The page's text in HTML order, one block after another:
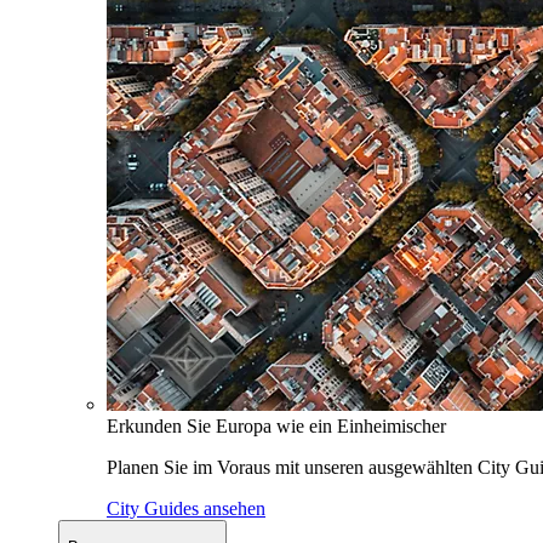
Erkunden Sie Europa wie ein Einheimischer
Planen Sie im Voraus mit unseren ausgewählten City
City Guides ansehen